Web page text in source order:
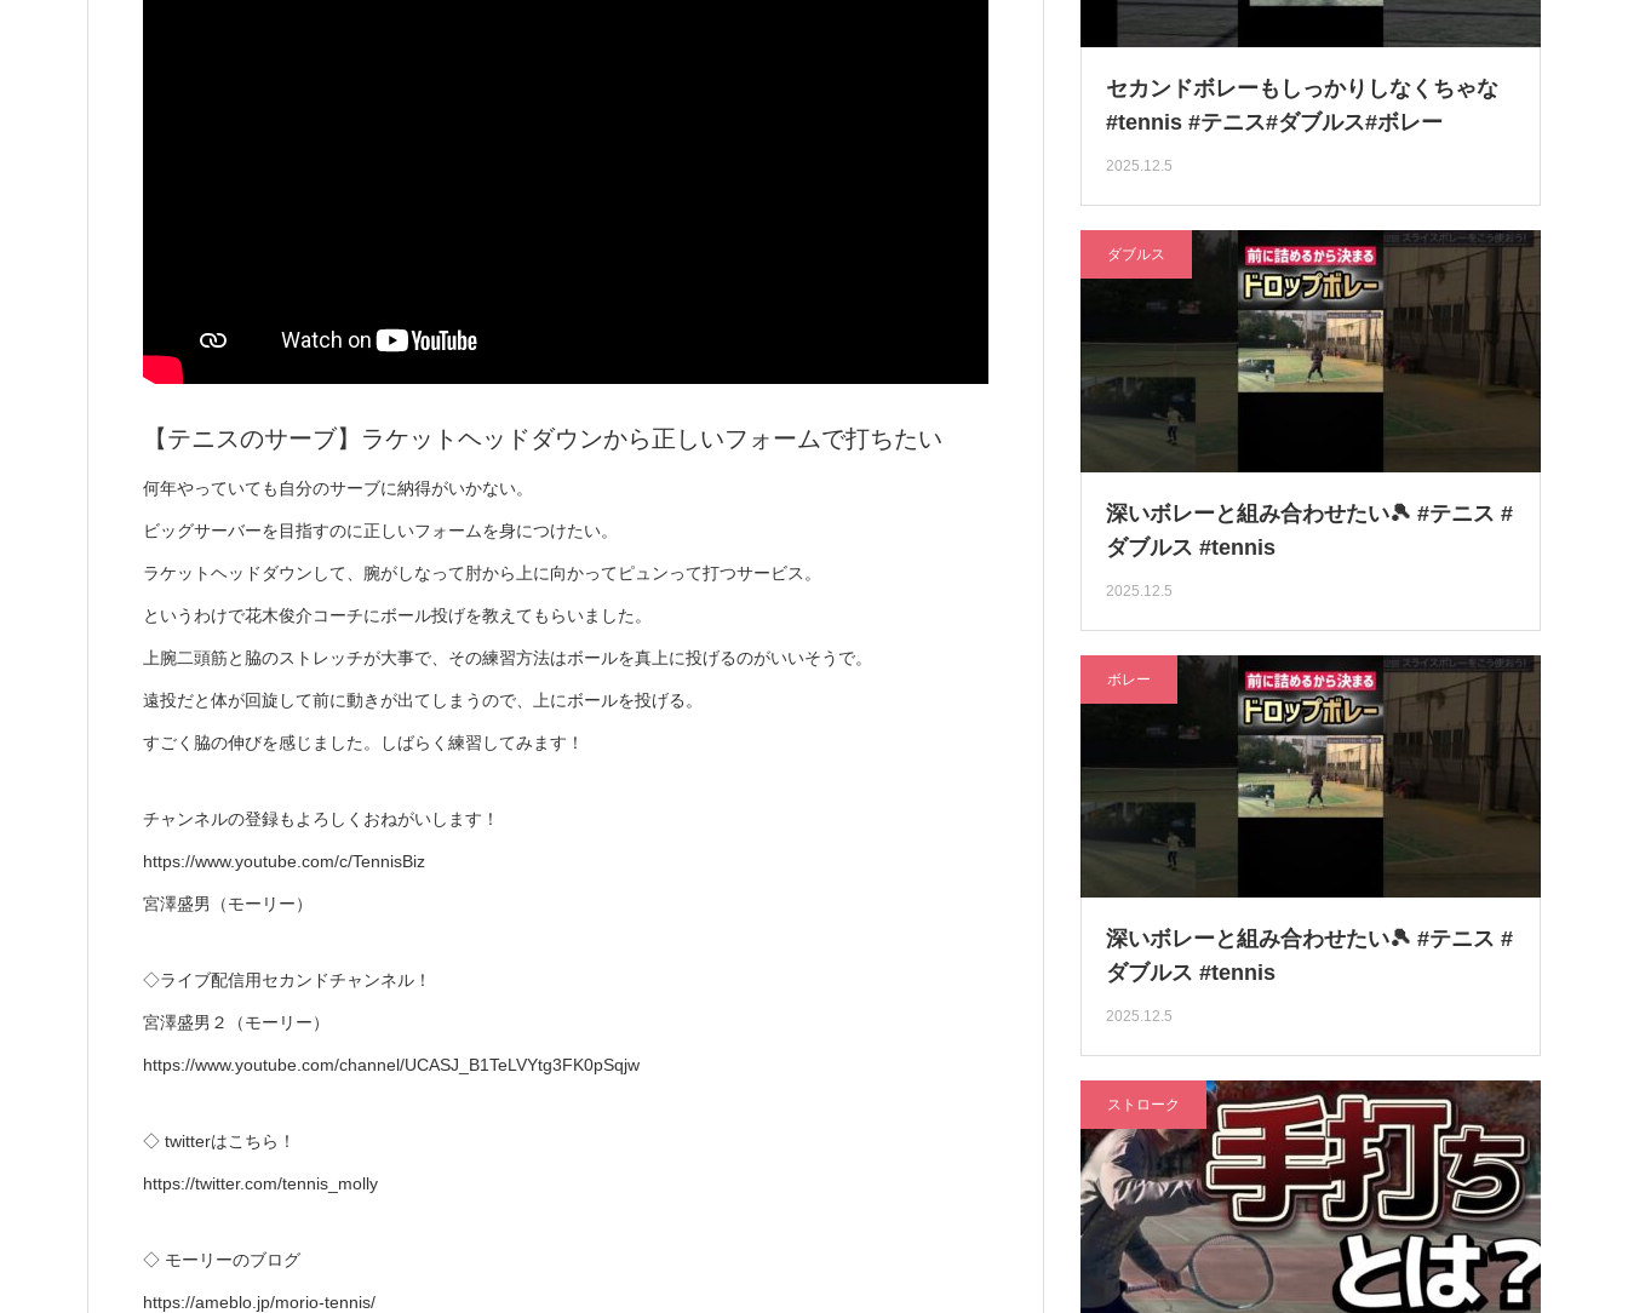
【テニスのサーブ】ラケットヘッドダウンから正しいフォームで打ちたい
何年やっていても自分のサーブに納得がいかない。
ビッグサーバーを目指すのに正しいフォームを身につけたい。
ラケットヘッドダウンして、腕がしなって肘から上に向かってピュンって打つサービス。
というわけで花木俊介コーチにボール投げを教えてもらいました。
上腕二頭筋と脇のストレッチが大事で、その練習方法はボールを真上に投げるのがいいそうで。
遠投だと体が回旋して前に動きが出てしまうので、上にボールを投げる。
すごく脇の伸びを感じました。しばらく練習してみます！
チャンネルの登録もよろしくおねがいします！
https://www.youtube.com/c/TennisBiz​
宮澤盛男（モーリー）
◇ライブ配信用セカンドチャンネル！
宮澤盛男２（モーリー）
https://www.youtube.com/channel/UCASJ_B1TeLVYtg3FK0pSqjw
◇ twitterはこちら！
https://twitter.com/tennis_molly​
◇ モーリーのブログ
https://ameblo.jp/morio-tennis/​
セカンドボレーもしっかりしなくちゃな
#tennis #テニス#ダブルス#ボレー
2025.12.5
ダブルス
深いボレーと組み合わせたい🎾 #テニス #
ダブルス #tennis
2025.12.5
ボレー
深いボレーと組み合わせたい🎾 #テニス #
ダブルス #tennis
2025.12.5
ストローク